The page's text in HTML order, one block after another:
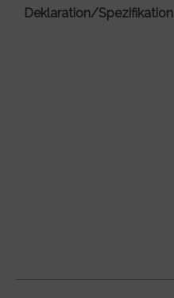
Deklaration/Spezifikation